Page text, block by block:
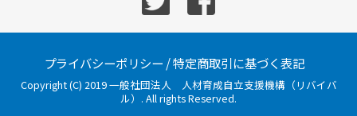
プライバシーポリシー /特定商取引に基づく表記
Copyright (C) 2019 一般社団法人 人材育成自立支援機構（リバイバ
ル）. All rights Reserved.